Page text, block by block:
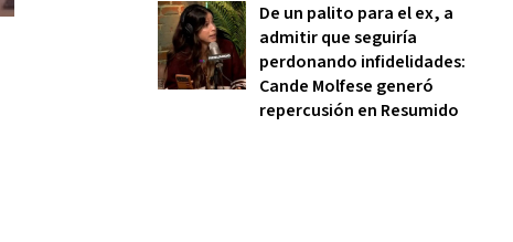
De un palito para el ex, a
admitir que seguiría
perdonando infidelidades:
Cande Molfese generó
repercusión en Resumido